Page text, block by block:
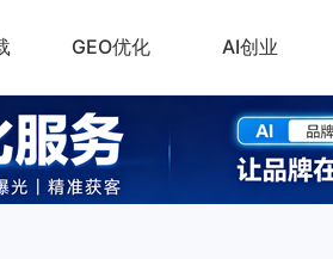
GEO优化 AI创业